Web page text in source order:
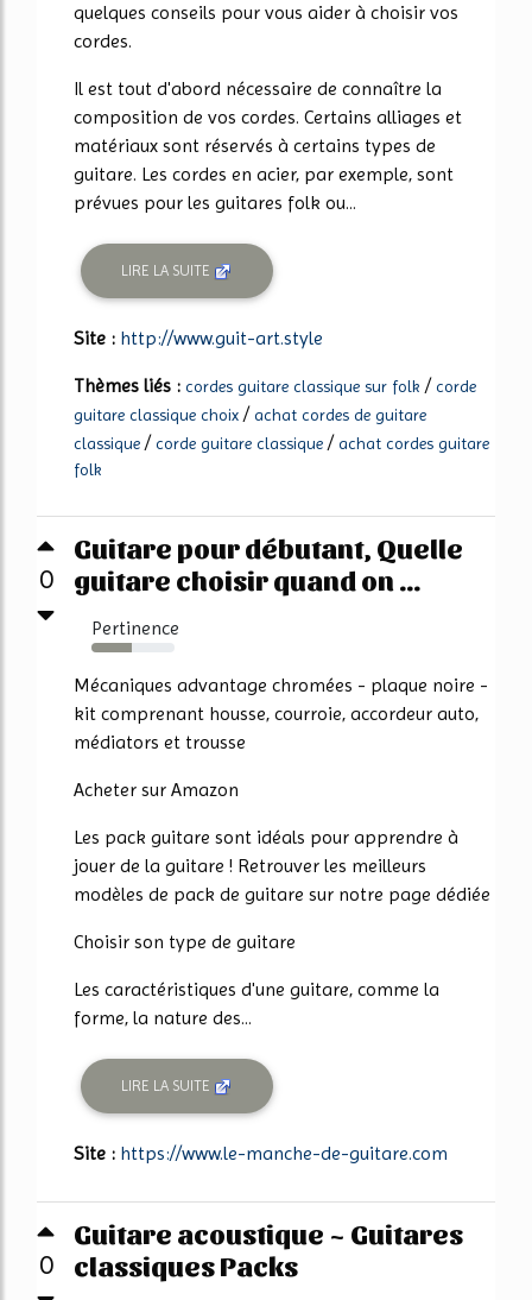
quelques conseils pour vous aider à choisir vos
cordes.
Il est tout d'abord nécessaire de connaître la
composition de vos cordes. Certains alliages et
matériaux sont réservés à certains types de
guitare. Les cordes en acier, par exemple, sont
prévues pour les guitares folk ou...
LIRE LA SUITE
Site : http://www.guit-art.style
Thèmes liés : cordes guitare classique sur folk /corde
guitare classique choix /achat cordes de guitare
classique /corde guitare classique /achat cordes guitare
folk
0
Guitare pour débutant, Quelle
guitare choisir quand on ...
Pertinence
48%
Mécaniques advantage chromées - plaque noire -
kit comprenant housse, courroie, accordeur auto,
médiators et trousse
Acheter sur Amazon
Les pack guitare sont idéals pour apprendre à
jouer de la guitare ! Retrouver les meilleurs
modèles de pack de guitare sur notre page dédiée
Choisir son type de guitare
Les caractéristiques d'une guitare, comme la
forme, la nature des...
LIRE LA SUITE
Site : https://www.le-manche-de-guitare.com
0
Guitare acoustique ~ Guitares
classiques Packs